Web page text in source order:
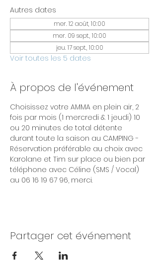
Autres dates
mer. 12 août, 10:00
mer. 09 sept., 10:00
jeu. 17 sept., 10:00
Voir toutes les 5 dates
À propos de l'événement
Choisissez votre AMMA en plein air, 2
fois par mois (1 mercredi & 1 jeudi) 10
ou 20 minutes de total détente
durant toute la saison au CAMPING -
Réservation préférable au choix avec
Karolane et Tim sur place ou bien par
téléphone avec Céline (SMS / Vocal)
au 06 16 19 67 96, merci.
Partager cet événement